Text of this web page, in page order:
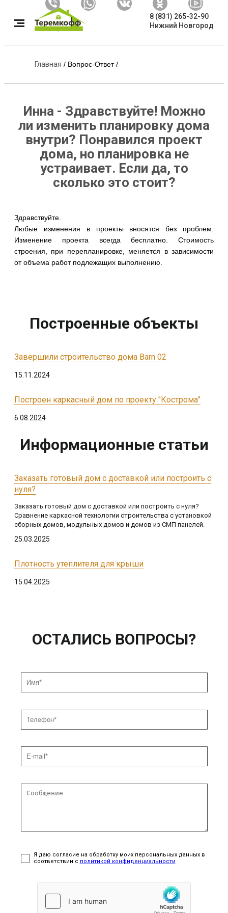
8 (831) 265-32-90
Нижний Новгород
Главная / Вопрос-Ответ/
Инна - Здравствуйте! Можно
ли изменить планировку дома
внутри? Понравился проект
дома, но планировка не
устраивает. Если да, то
сколько это стоит?
Здравствуйте.
Любые изменения в проекты вносятся без проблем.
Изменение проекта всегда бесплатно. Стоимость
строения, при перепланировке, меняется в зависимости
от объема работ подлежащих выполнению.
Построенные объекты
Завершили строительство дома Barn 02
15.11.2024
Построен каркасный дом по проекту "Кострома"
6.08.2024
Информационные статьи
Заказать готовый дом с доставкой или построить с
нуля?
Заказать готовый дом с доставкой или построить с нуля?
Сравнение каркасной технологии строительства с установкой
сборных домов, модульных домов и домов из СМП панелей.
25.03.2025
Плотность утеплителя для крыши
15.04.2025
ОСТАЛИСЬ ВОПРОСЫ?
Я даю согласие на обработку моих персональных данных в
соответствии с политикой конфиденциальности